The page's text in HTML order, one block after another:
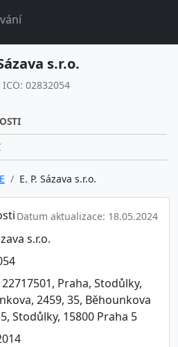
s.r.o.
ICO: 02832054
E E. P. Sázava s.r.o.
Datum aktualizace: 18.05.2024
s.r.o.
22717501, Praha, Stodůlky,
2459, 35, Běhounkova
Stodůlky, 15800 Praha 5